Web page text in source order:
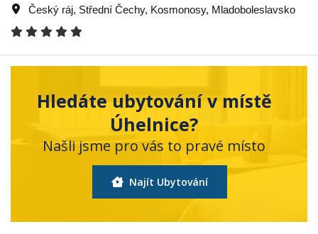
Český ráj, Střední Čechy, Kosmonosy, Mladoboleslavsko
Hledáte ubytování v místě
Úhelnice?
Našli jsme pro vás to pravé místo
Najít Ubytování